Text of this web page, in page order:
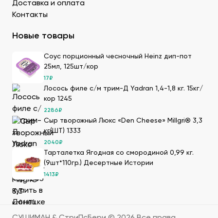
кубитейнерах.
Соевый соус. Приготовленный по классическому
приобрести оптовой партией в нашей компании.
Преимущества заказа в Сушиман
Чтобы купить продукты для суши в ДНР от
производителя, закажите их на сайте нашей компании.
Мы имеем 20-летний опыт в этой сфере, поэтому
гарантируем нашим клиентам следующие
преимущества:
Большой выбор товаров для суши высокого
качества, которые мы получаем по прямым
поставкам. Мы дорожим репутацией и заботимся о
клиентах, поэтому тщательно отбираем
поставщиков продуктов для суши, которые
гарантируют качество продукции.
В каталоге можно посмотреть подробное
описание каждого продукта, как его готовить,
Доставка и оплата
Контакты
Новые товары
Соус порционный чесночный Heinz дип-пот
25мл, 125шт/кор
17₽
Лосось филе с/м трим-Д Yadran 1,4-1,8 кг. 15кг/
кор 1245
2286₽
Сыр творожный Люкс «Den Cheese» Millgri® 3,3
кг(ШТ) 1333
2040₽
Тарталетка Ягодная со смородиной 0,99 кг.
(9шт*110гр.) Десертные Истории
1413₽